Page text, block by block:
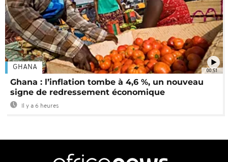
00:51
GHANA
Ghana : l’inflation tombe à 4,6 %, un nouveau
signe de redressement économique
Il y a 6 heures